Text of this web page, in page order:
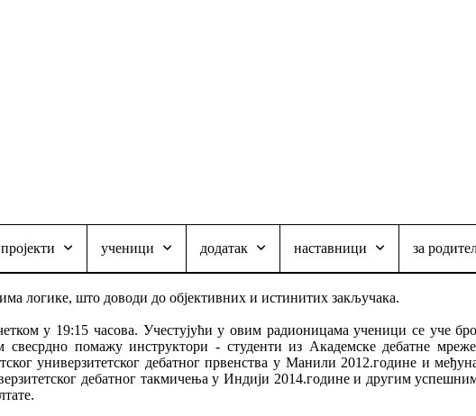
пројекти ученици додатак наставници за
логике, што доводи до објективних и истинитих закључака.
у 19:15 часова. Учестујући у овим радионицама ученици се уче
помажу инструктори - студенти из Академске дебатне
универзитетског дебатног првенства у Манили 2012.године и
дебатног такмичења у Индији 2014.године и другим